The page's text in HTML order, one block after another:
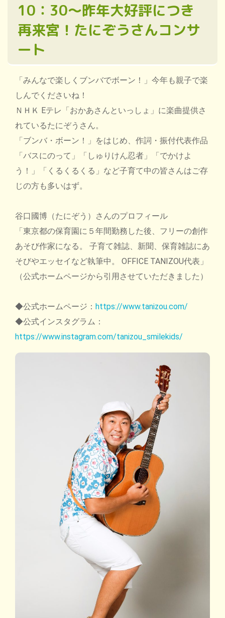
10：30～昨年大好評につき
再来宮！たにぞうさんコンサ
ート
「みんなで楽しくブンバでボーン！」今年も親子で楽
しんでくださいね！
ＮＨＫ Eテレ「おかあさんといっしょ」に楽曲提供さ
れているたにぞうさん。
「ブンバ・ボーン！」をはじめ、作詞・振付代表作品
「バスにのって」「しゅりけん忍者」「でかけよ
う！」「くるくるくる」など子育て中の皆さんはご存
じの方も多いはず。
谷口國博（たにぞう）さんのプロフィール
「東京都の保育園に５年間勤務した後、フリーの創作
あそび作家になる。 子育て雑誌、新聞、保育雑誌にあ
そびやエッセイなど執筆中。 OFFICE TANIZOU代表」
（公式ホームページから引用させていただきました）
◆公式ホームページ： https://www.tanizou.com/
◆公式インスタグラム：
https://www.instagram.com/tanizou_smilekids/